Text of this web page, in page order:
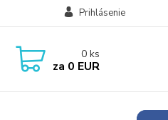
Prihlásenie
0 ks
za 0 EUR